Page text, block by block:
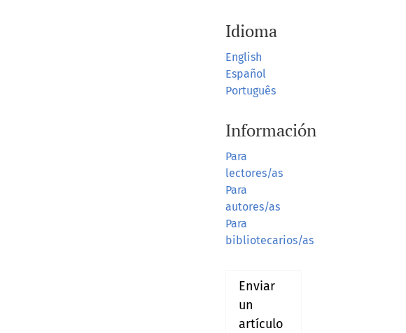
Idioma
English
Español
Português
Información
Para
lectores/as
Para
autores/as
Para
bibliotecarios/as
Enviar
un
artículo